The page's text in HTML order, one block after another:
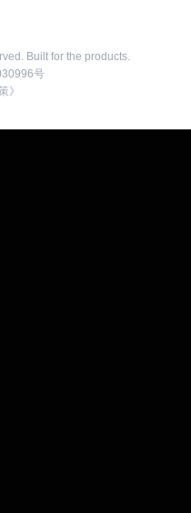
Built for the products.
号
》